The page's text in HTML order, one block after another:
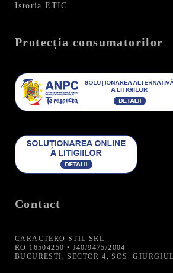
Istoria ETIC
Protecția consumatorilor
Contact
CARACTERO STIL SRL
RO 16504250 • J40/9475/2004
BUCURESTI, SECTOR 4, SOS.